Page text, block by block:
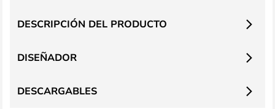
DESCRIPCIÓN DEL PRODUCTO
DISEÑADOR
DESCARGABLES